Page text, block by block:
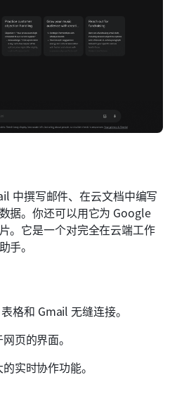
中撰写邮件、在云文档中编写
据。你还可以用它为 Google
。它是一个对完全在云端工作
手。
格和 Gmail 无缝连接。
页的界面。
实时协作功能。